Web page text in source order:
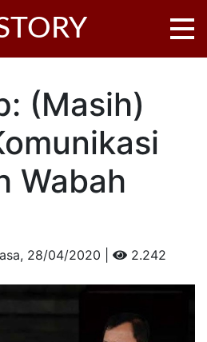
(Masih)
Wabah
28/04/2020 | 2.242